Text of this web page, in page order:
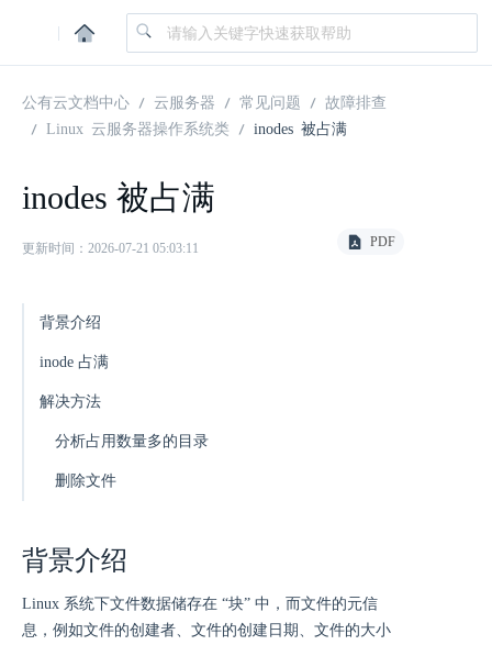
|
公有云文档中心 云服务器 常见问题
故障排查
Linux 云服务器操作系统类
inodes 被占满
inodes 被占满
更新时间：2026-07-21 05:03:11 PDF
背景介绍
inode 占满
解决方法
分析占用数量多的目录
删除文件
背景介绍
Linux 系统下文件数据储存在 “块” 中，而文件的元信
息，例如文件的创建者、文件的创建日期、文件的大小